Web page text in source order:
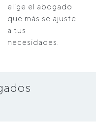
elige el abogado
que más se ajuste
a tus
necesidades.